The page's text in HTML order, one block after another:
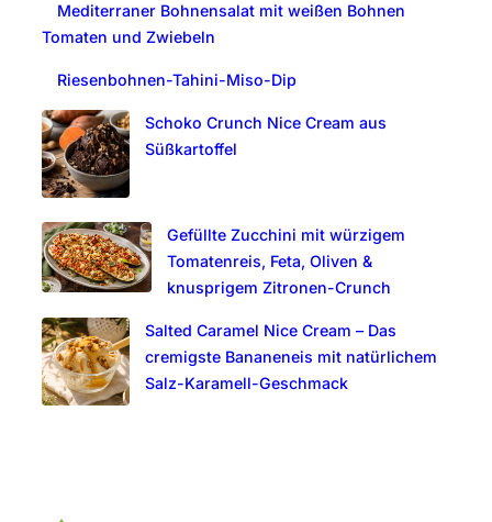
Mediterraner Bohnensalat mit weißen Bohnen
Tomaten und Zwiebeln
Riesenbohnen-Tahini-Miso-Dip
Schoko Crunch Nice Cream aus
Süßkartoffel
Gefüllte Zucchini mit würzigem
Tomatenreis, Feta, Oliven &
knusprigem Zitronen-Crunch
Salted Caramel Nice Cream – Das
cremigste Bananeneis mit natürlichem
Salz-Karamell-Geschmack